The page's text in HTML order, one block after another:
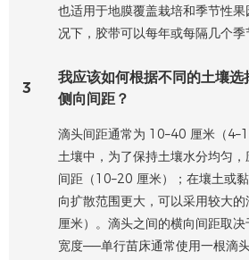
也适用于地膜覆盖栽培和季节性
况下，胶带可以每年或每隔几个季
3
我应该如何根据不同的土壤选
侧向间距？
滴头间距通常为 10–40 厘米（
土壤中，为了保持土壤水分均匀
间距（10–20 厘米）；在壤土或
向扩散范围更大，可以采用较大
厘米）。滴头之间的横向间距取
宽度——单行苗床通常使用一根滴